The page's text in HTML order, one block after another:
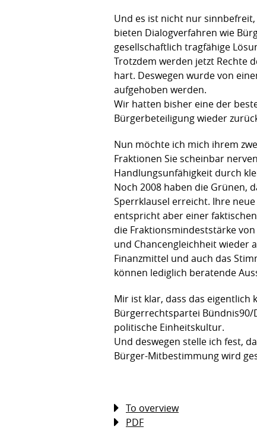
Und es ist nicht nur
bieten Dialogverfahren wie
gesellschaftlich tragfähige
Trotzdem werden jetzt Rechte
hart. Deswegen wurde von
aufgehoben werden.
Wir hatten bisher eine der
Bürgerbeteiligung wieder
Nun möchte ich mich ihrem
Fraktionen Sie scheinbar
Handlungsunfähigkeit durch
Noch 2008 haben die Grünen,
Sperrklausel erreicht. Ihre
entspricht aber einer
die Fraktionsmindeststärke
und Chancengleichheit wieder
Finanzmittel und auch das
können lediglich beratende
Mir ist klar, dass das
Bürgerrechtspartei
politische Einheitskultur.
Und deswegen stelle ich fest,
Bürger-Mitbestimmung wird
To overview
PDF